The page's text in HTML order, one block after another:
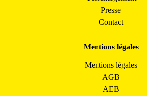
Presse
Contact
Mentions légales
Mentions légales
AGB
AEB